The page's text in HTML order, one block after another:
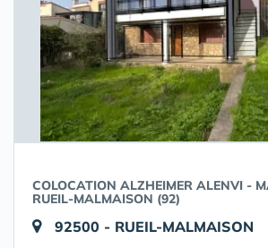
COLOCATION ALZHEIMER ALENVI -
RUEIL-MALMAISON (92)
92500 - RUEIL-MALMAISON